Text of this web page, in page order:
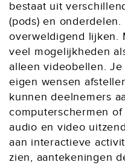
bestaat uit
(pods) en
overweldigend lijken.
veel mogelijkheden
alleen videobellen.
eigen wensen
kunnen deelnemers
computerschermen
audio en video
aan interactieve
zien, aantekeningen